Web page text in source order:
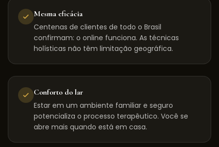
Mesma eficácia
Centenas de clientes de todo o Brasil
confirmam: o online funciona. As técnicas
holísticas não têm limitação geográfica.
Conforto do lar
Estar em um ambiente familiar e seguro
potencializa o processo terapêutico. Você se
abre mais quando está em casa.